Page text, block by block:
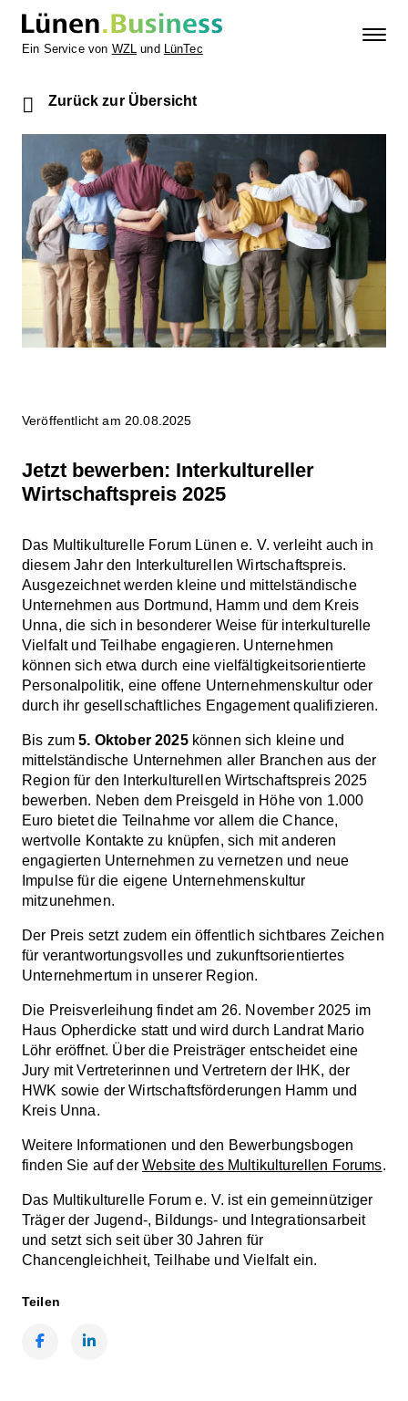
Ein Service von WZL und LünTec
Zurück zur Übersicht
Veröffentlicht am 20.08.2025
Jetzt bewerben: Interkultureller
Wirtschaftspreis 2025
Das Multikulturelle Forum Lünen e. V. verleiht auch in
diesem Jahr den Interkulturellen Wirtschaftspreis.
Ausgezeichnet werden kleine und mittelständische
Unternehmen aus Dortmund, Hamm und dem Kreis
Unna, die sich in besonderer Weise für interkulturelle
Vielfalt und Teilhabe engagieren. Unternehmen
können sich etwa durch eine vielfältigkeitsorientierte
Personalpolitik, eine offene Unternehmenskultur oder
durch ihr gesellschaftliches Engagement qualifizieren.
Bis zum5. Oktober 2025können sich kleine und
mittelständische Unternehmen aller Branchen aus der
Region für den Interkulturellen Wirtschaftspreis 2025
bewerben. Neben dem Preisgeld in Höhe von 1.000
Euro bietet die Teilnahme vor allem die Chance,
wertvolle Kontakte zu knüpfen, sich mit anderen
engagierten Unternehmen zu vernetzen und neue
Impulse für die eigene Unternehmenskultur
mitzunehmen.
Der Preis setzt zudem ein öffentlich sichtbares Zeichen
für verantwortungsvolles und zukunftsorientiertes
Unternehmertum in unserer Region.
Die Preisverleihung findet am 26. November 2025 im
Haus Opherdicke statt und wird durch Landrat Mario
Löhr eröffnet. Über die Preisträger entscheidet eine
Jury mit Vertreterinnen und Vertretern der IHK, der
HWK sowie der Wirtschaftsförderungen Hamm und
Kreis Unna.
Weitere Informationen und den Bewerbungsbogen
finden Sie auf derWebsite des Multikulturellen Forums.
Das Multikulturelle Forum e. V. ist ein gemeinnütziger
Träger der Jugend-, Bildungs- und Integrationsarbeit
und setzt sich seit über 30 Jahren für
Chancengleichheit, Teilhabe und Vielfalt ein.
Teilen